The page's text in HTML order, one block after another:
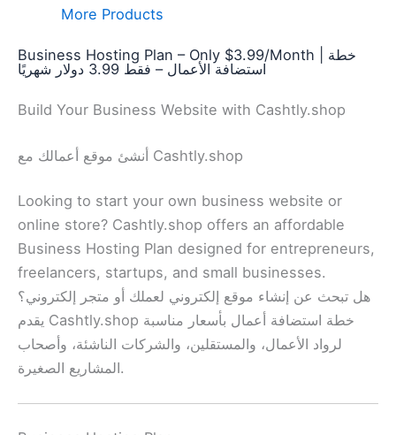
More Products
Business Hosting Plan – Only $3.99/Month | خطة
استضافة الأعمال – فقط 3.99 دولار شهريًا
Build Your Business Website with Cashtly.shop
أنشئ موقع أعمالك مع Cashtly.shop
Looking to start your own business website or
online store? Cashtly.shop offers an affordable
Business Hosting Plan designed for entrepreneurs,
freelancers, startups, and small businesses.
هل تبحث عن إنشاء موقع إلكتروني لعملك أو متجر إلكتروني؟
يقدم Cashtly.shop خطة استضافة أعمال بأسعار مناسبة
لرواد الأعمال، والمستقلين، والشركات الناشئة، وأصحاب
المشاريع الصغيرة.